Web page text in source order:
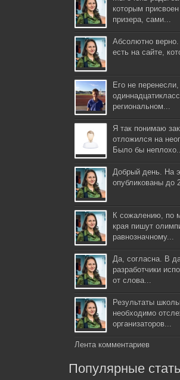
которым
призера, сами...
Абсолютно
есть на сайте,
Его не
региональном...
Я так понимаю
отложился на
Было бы
Добрый день. На
опубликованы до
К сожалению, по
края пишут
равнозначному...
Да, согласна. В
разработчики
от слова...
Результаты
необходимо
организаторов...
Лента комментариев
Популярные